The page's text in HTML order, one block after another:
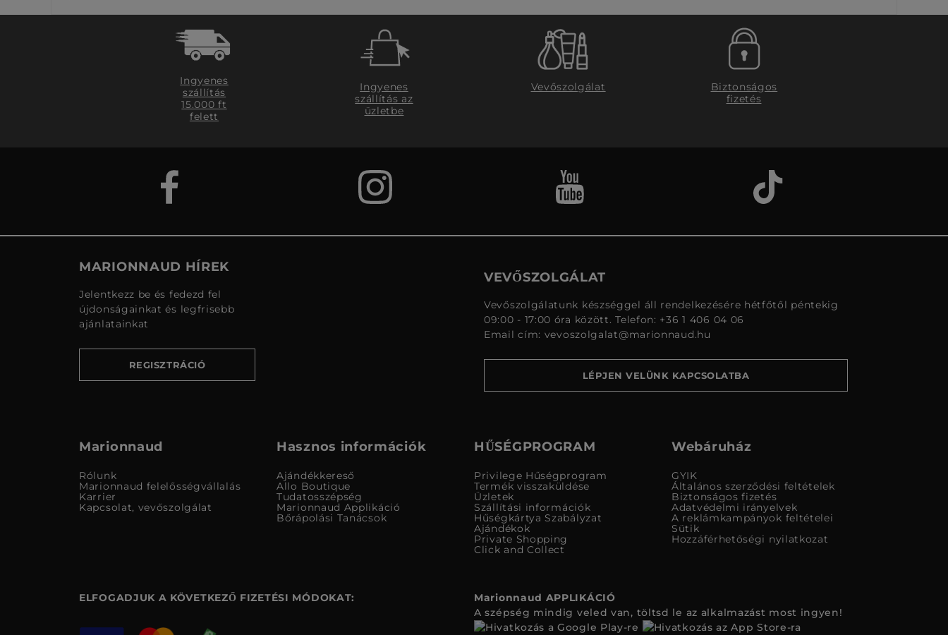
Ingyenes
szállítás
15.000 ft
felett
Ingyenes
szállítás az
üzletbe
Vevőszolgálat
Biztonságos
fizetés
MARIONNAUD HÍREK
Jelentkezz be és fedezd fel
újdonságainkat és legfrisebb
ajánlatainkat
REGISZTRÁCIÓ
VEVŐSZOLGÁLAT
Vevőszolgálatunk készséggel áll rendelkezésére hétfőtől péntekig
09:00 - 17:00 óra között. Telefon: +36 1 406 04 06
Email cím: vevoszolgalat@marionnaud.hu
LÉPJEN VELÜNK KAPCSOLATBA
Marionnaud
Rólunk
Marionnaud felelősségvállalás
Karrier
Kapcsolat, vevőszolgálat
Hasznos információk
Ajándékkereső
Allo Boutique
Tudatosszépség
Marionnaud Applikáció
Bőrápolási Tanácsok
HŰSÉGPROGRAM
Privilege Hűségprogram
Termék visszaküldése
Üzletek
Szállítási információk
Hűségkártya Szabályzat
Ajándékok
Private Shopping
Click and Collect
Webáruház
GYIK
Általános szerződési feltételek
Biztonságos fizetés
Adatvédelmi irányelvek
A reklámkampányok feltételei
Sütik
Hozzáférhetőségi nyilatkozat
ELFOGADJUK A KÖVETKEZŐ FIZETÉSI MÓDOKAT:
Marionnaud APPLIKÁCIÓ
A szépség mindig veled van, töltsd le az alkalmazást most ingyen!